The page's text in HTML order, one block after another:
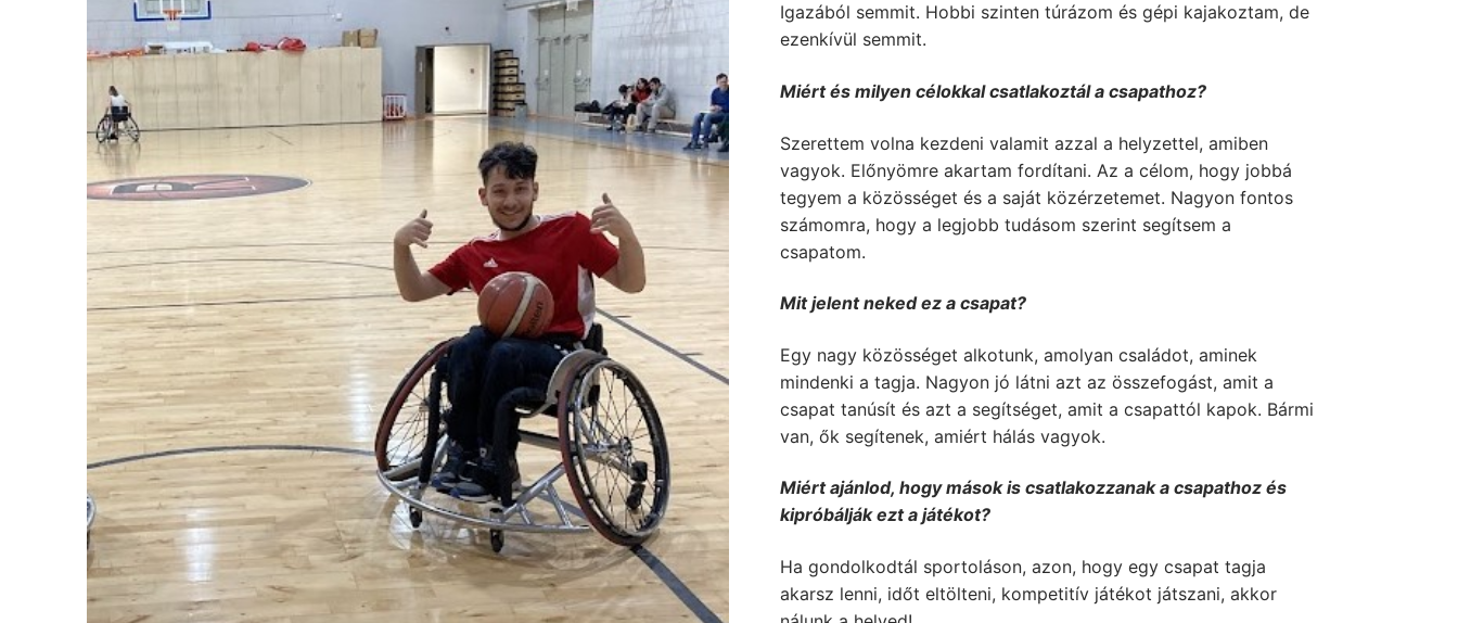
Igazából semmit. Hobbi szinten túrázom és gépi kajakoztam, de
ezenkívül semmit.
Miért és milyen célokkal csatlakoztál a csapathoz?
Szerettem volna kezdeni valamit azzal a helyzettel, amiben
vagyok. Előnyömre akartam fordítani. Az a célom, hogy jobbá
tegyem a közösséget és a saját közérzetemet. Nagyon fontos
számomra, hogy a legjobb tudásom szerint segítsem a
csapatom.
Mit jelent neked ez a csapat?
Egy nagy közösséget alkotunk, amolyan családot, aminek
mindenki a tagja. Nagyon jó látni azt az összefogást, amit a
csapat tanúsít és azt a segítséget, amit a csapattól kapok. Bármi
van, ők segítenek, amiért hálás vagyok.
Miért ajánlod, hogy mások is csatlakozzanak a csapathoz és
kipróbálják ezt a játékot?
Ha gondolkodtál sportoláson, azon, hogy egy csapat tagja
akarsz lenni, időt eltölteni, kompetitív játékot játszani, akkor